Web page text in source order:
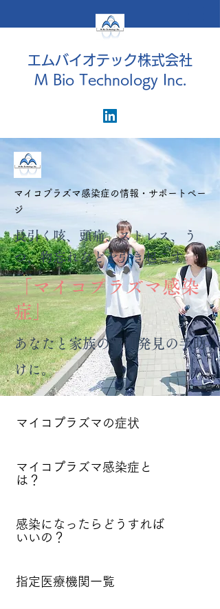
エムバイオテック株式会社
M Bio Technology Inc.
マイコプラズマ感染症の情報・サポートペー
ジ
長引く咳、頭痛、ストレス、う
つ、物忘れなどを引き起こす
「マイコプラズマ感染
症」
あなたと家族の早期発見の手助
けに。
​マイコプラズマの症状
​マイコプラズマ感染症と
は？
感染になったらどうすれば
いいの？
指定医療機関一覧